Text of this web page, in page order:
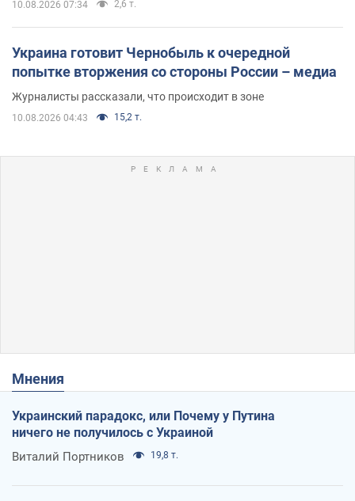
10.08.2026 07:34 2,6 т.
Украина готовит Чернобыль к очередной
попытке вторжения со стороны России – медиа
Журналисты рассказали, что происходит в зоне
10.08.2026 04:43 15,2 т.
Мнения
Украинский парадокс, или Почему у Путина
ничего не получилось с Украиной
Виталий Портников 19,8 т.